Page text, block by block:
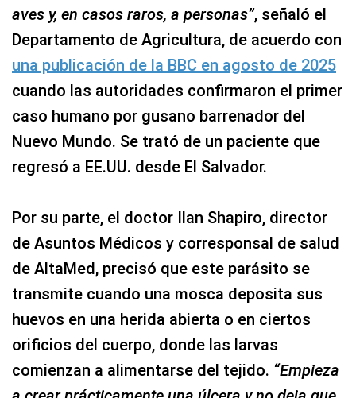
aves y, en casos raros, a personas”, señaló el
Departamento de Agricultura, de acuerdo con
una publicación de la BBC en agosto de 2025
cuando las autoridades confirmaron el primer
caso humano por gusano barrenador del
Nuevo Mundo. Se trató de un paciente que
regresó a EE.UU. desde El Salvador.
Por su parte, el doctor Ilan Shapiro, director
de Asuntos Médicos y corresponsal de salud
de AltaMed, precisó que este parásito se
transmite cuando una mosca deposita sus
huevos en una herida abierta o en ciertos
orificios del cuerpo, donde las larvas
comienzan a alimentarse del tejido. “Empieza